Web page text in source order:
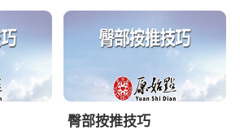
臀部按推技巧